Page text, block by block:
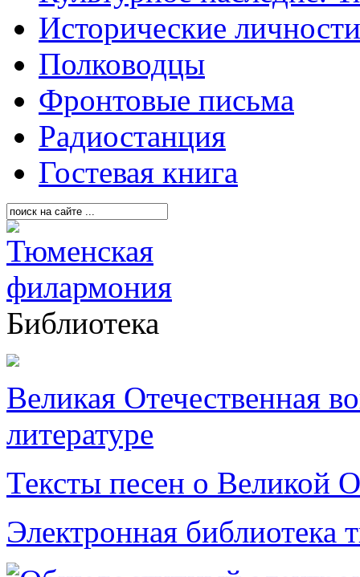
Исторические личности
Полководцы
Фронтовые письма
Радиостанция
Гостевая книга
Библиотека
Великая Отечественная
литературе
Тексты песен о Великой
Электронная библиотека